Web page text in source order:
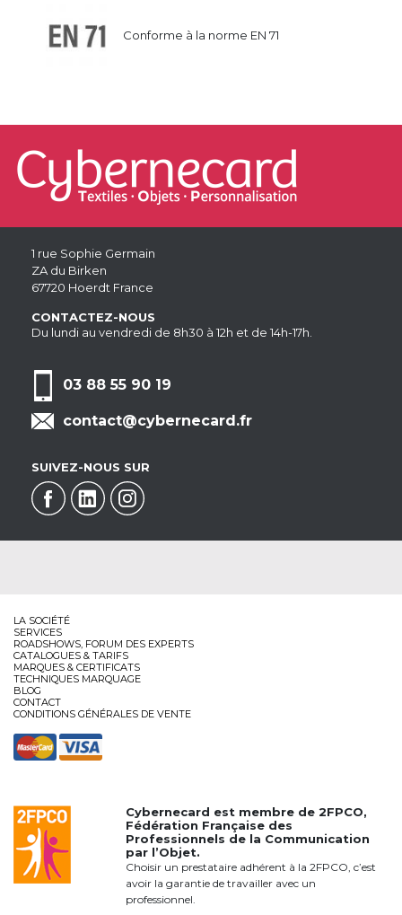
Conforme à la norme EN 71
1 rue Sophie Germain
ZA du Birken
67720 Hoerdt France
CONTACTEZ-NOUS
Du lundi au vendredi de 8h30 à 12h et de 14h-17h.
03 88 55 90 19
contact@cybernecard.fr
SUIVEZ-NOUS SUR
LA SOCIÉTÉ
SERVICES
ROADSHOWS, FORUM DES EXPERTS
CATALOGUES & TARIFS
MARQUES & CERTIFICATS
TECHNIQUES MARQUAGE
BLOG
CONTACT
CONDITIONS GÉNÉRALES DE VENTE
Cybernecard est membre de2FPCO,
Fédération Française des
Professionnels de la Communication
par l’Objet.
Choisir un prestataire adhérent à la 2FPCO, c’est
avoir la garantie de travailler avec un
professionnel.